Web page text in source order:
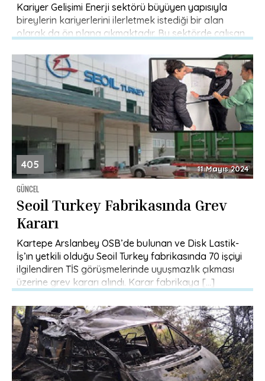
Kariyer Gelişimi Enerji sektörü büyüyen yapısıyla
bireylerin kariyerlerini ilerletmek istediği bir alan
olarak da ön plana çıkmaktadır. Bu sektörde çalışan
405 11 Mayıs 2024
GÜNCEL
Seoil Turkey Fabrikasında Grev
Kararı
Kartepe Arslanbey OSB’de bulunan ve Disk Lastik-
İş’ın yetkili olduğu Seoil Turkey fabrikasında 70 işçiyi
ilgilendiren TİS görüşmelerinde uyuşmazlık çıkması
üzerine grev kararı alındı. Karar fabrikaya […]